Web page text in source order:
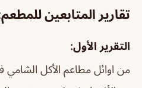
تقارير المتابعين
التقرير الأول:
من اوائل مطاعم الأكل